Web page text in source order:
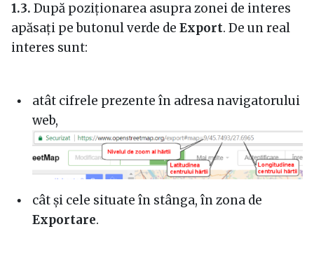
1.3. După poziționarea asupra zonei de interes
apăsați pe butonul verde de Export. De un real
interes sunt:
atât cifrele prezente în adresa navigatorului
web,
cât și cele situate în stânga, în zona de
Exportare.